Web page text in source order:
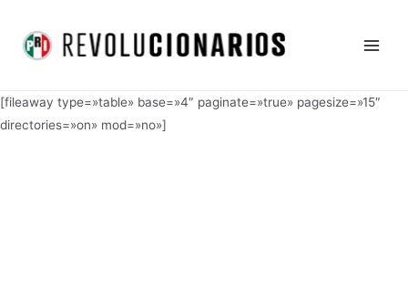
contenido
[fileaway type=»table» base=»4″ paginate=»true» pagesize=»15″
directories=»on» mod=»no»]